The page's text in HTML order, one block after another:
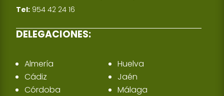
Tel: 954 42 24 16
DELEGACIONES:
Almería
Cádiz
Córdoba
Huelva
Jaén
Málaga